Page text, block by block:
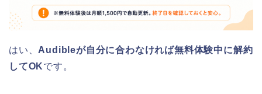
はい、 Audibleが自分に合わなければ無料体験中に解約
してOKです。